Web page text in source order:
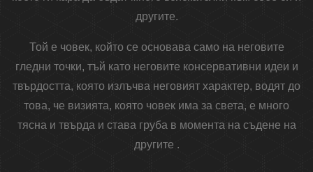
другите.
Той е човек, който се основава само на неговите
гледни точки, тъй като неговите консервативни идеи и
твърдостта, която излъчва неговият характер, водят до
това, че визията, която човек има за света, е много
тясна и твърда и става груба в момента на съдене на
другите .